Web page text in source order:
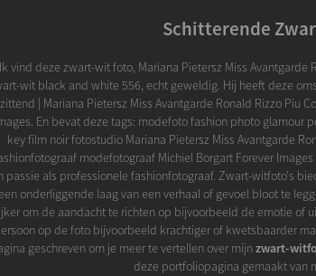
Schitterende
Ik vind deze zwart-wit foto, Mariana Pietersz Miss
wit black and white 556, echt geweldig. Hij heeft deze
zittend | Mariana Pietersz Miss Avantgarde Ronald Rizzo Piu
En bevat deze tags: modefoto fashion photo
key film noir fotostudio Mariana Pietersz Miss Avantgarde
modefotograaf Michiel Borgart Forever
passie als professionele fashionfotograaf. Zwart-witfoto's
onderliggende laag van een verhaal of gevoel bloot te
om de aandacht te richten op bijvoorbeeld de emotie of
op de foto bijvoorbeeld krachtiger of kwetsbaarder
geschreven om je meer te vertellen over mijnzwart-
deze portfoliopagina gemaakt van